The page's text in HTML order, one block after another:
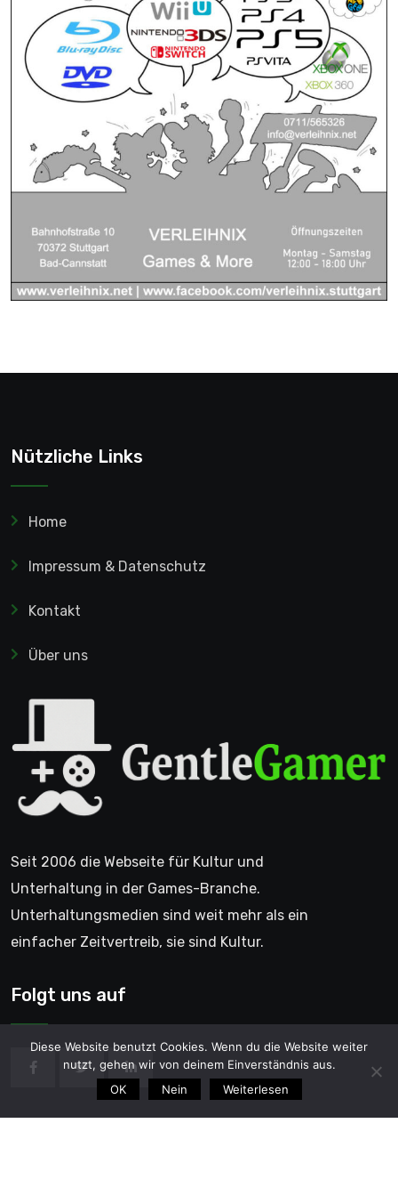
Nützliche Links
Home
Impressum & Datenschutz
Kontakt
Über uns
Seit 2006 die Webseite für Kultur und
Unterhaltung in der Games-Branche.
Unterhaltungsmedien sind weit mehr als ein
einfacher Zeitvertreib, sie sind Kultur.
Folgt uns auf
Diese Website benutzt Cookies. Wenn du die Website weiter
nutzt, gehen wir von deinem Einverständnis aus.
OK
Nein Weiterlesen